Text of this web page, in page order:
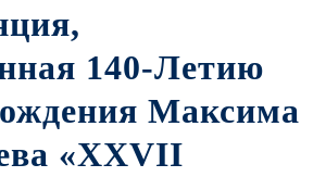
140-Летию
Максима
«XXVII